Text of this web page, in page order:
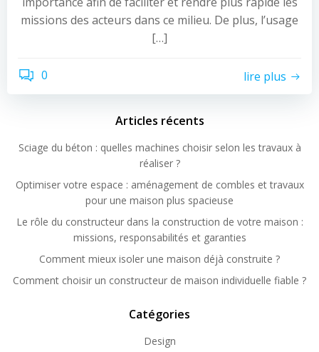
missions des acteurs dans ce milieu. De plus, l’usage
[…]
0 lire plus
Articles récents
Sciage du béton : quelles machines choisir selon les travaux à
réaliser ?
Optimiser votre espace : aménagement de combles et travaux
pour une maison plus spacieuse
Le rôle du constructeur dans la construction de votre maison :
missions, responsabilités et garanties
Comment mieux isoler une maison déjà construite ?
Comment choisir un constructeur de maison individuelle fiable ?
Catégories
Design